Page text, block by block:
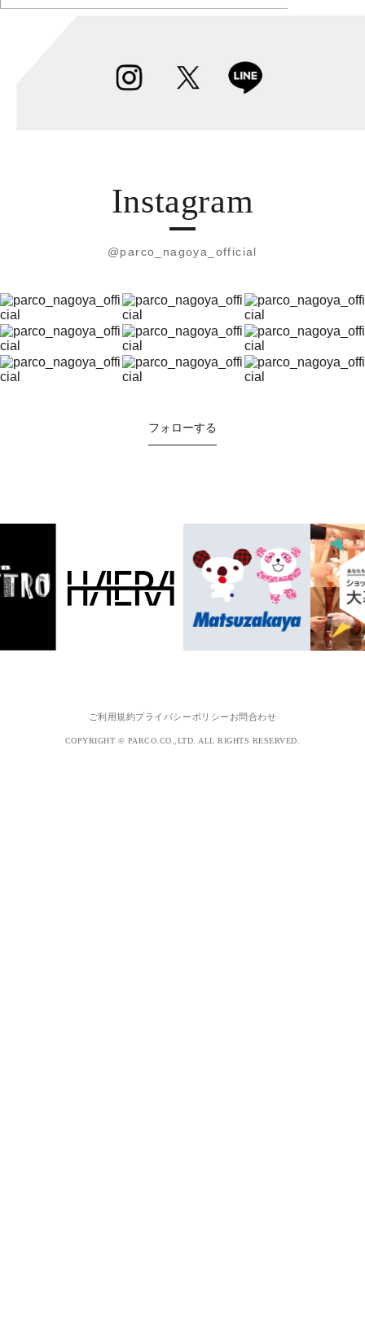
Instagram
@parco_nagoya_official
フォローする
ご利用規約プライバシーポリシー お問合わせ
COPYRIGHT © PARCO.CO.,LTD. ALL RIGHTS RESERVED.